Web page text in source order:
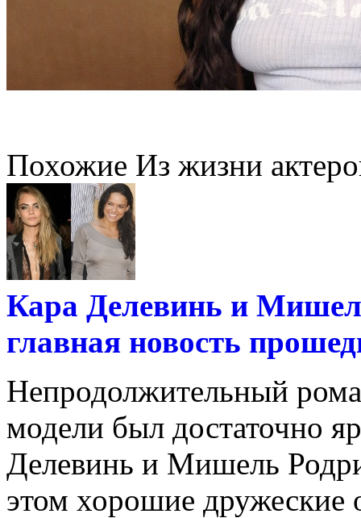
Похожие Из жизни
Кара Делевинь и
главная новость
Непродолжительный
модели был достаточно
Делевинь и Мишель
этом хорошие дружеские